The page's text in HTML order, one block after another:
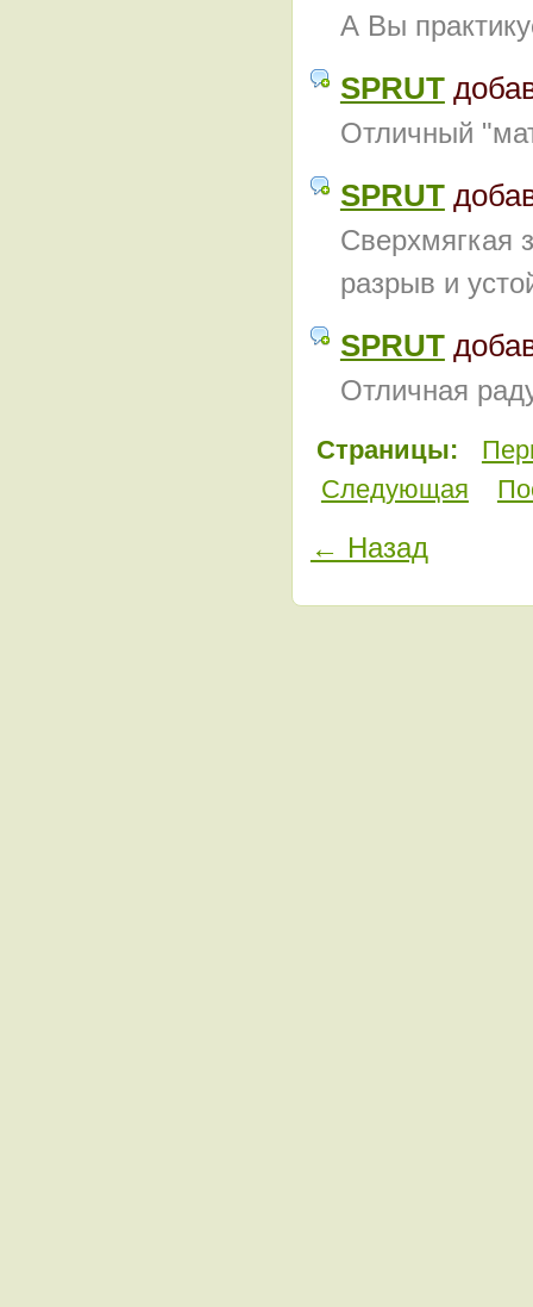
А Вы
SPRUT
Отличный
SPRUT
Сверхмягкая
разрыв и
SPRUT
Отличная
Страницы:
Следующая
← Назад